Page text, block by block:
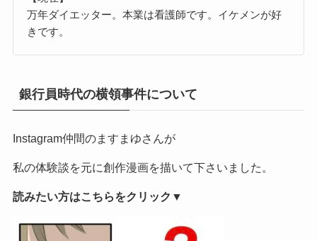
万年ダイエッター。本業は看護師です。イケメンが好
きです。
銀行員時代の横領事件について
Instagram仲間のますまゆさんが
私の体験談を元に創作漫画を描いて下さいました。
読みたい方はこちらをクリック▼